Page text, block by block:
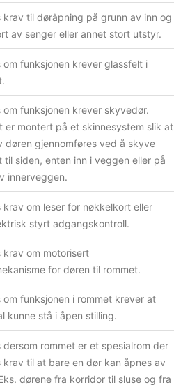
krav til døråpning på grunn av inn og
av senger eller annet stort utstyr.
om funksjonen krever glassfelt i
om funksjonen krever skyvedør.
er montert på et skinnesystem slik at
døren gjennomføres ved å skyve
til siden, enten inn i veggen eller på
innerveggen.
krav om leser for nøkkelkort eller
styrt adgangskontroll.
krav om motorisert
for døren til rommet.
om funksjonen i rommet krever at
kunne stå i åpen stilling.
dersom rommet er et spesialrom der
krav til at bare en dør kan åpnes av
dørene fra korridor til sluse og fra